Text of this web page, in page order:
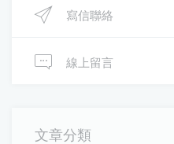
寫信聯絡
線上留言
文章分類